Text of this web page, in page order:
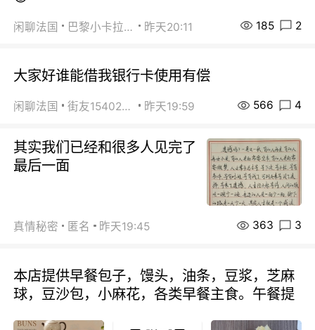
闲聊法国 巴黎小卡拉咪 昨天20:11 185 2
大家好谁能借我银行卡使用有偿
闲聊法国 街友15402223 昨天19:59 566 4
其实我们已经和很多人见完了
最后一面
真情秘密 匿名 昨天19:45 363 3
本店提供早餐包子，馒头，油条，豆浆，芝麻
球，豆沙包，小麻花，各类早餐主食。午餐提